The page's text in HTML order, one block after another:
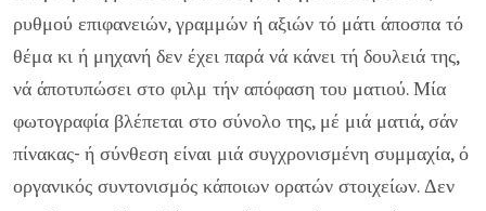
ρυθμού επιφανειών, γραμμών ή αξιών τό μάτι άποσπα τό
θέμα κι ή μηχανή δεν έχει παρά νά κάνει τή δουλειά της,
νά άποτυπώσει στο φιλμ τήν απόφαση του μα­τιού. Μία
φωτογραφία βλέπεται στο σύνολο της, μέ μιά μα­τιά, σάν
πίνακας- ή σύνθεση είναι μιά συγχρονισμένη συμμα­χία, ό
οργανικός συντονισμός κάποιων ορατών στοιχείων. Δεν